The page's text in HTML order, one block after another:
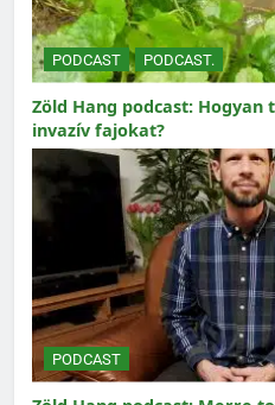
PODCAST PODCAST.
Zöld Hang podcast:
invazív fajokat?
PODCAST